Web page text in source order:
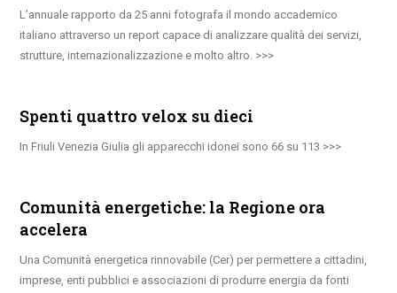
L’annuale rapporto da 25 anni fotografa il mondo accademico
italiano attraverso un report capace di analizzare qualità dei servizi,
strutture, internazionalizzazione e molto altro.
Spenti quattro velox su dieci
In Friuli Venezia Giulia gli apparecchi idonei sono 66 su 113
Comunità energetiche: la Regione ora
accelera
Una Comunità energetica rinnovabile (Cer) per permettere a cittadini,
imprese, enti pubblici e associazioni di produrre energia da fonti